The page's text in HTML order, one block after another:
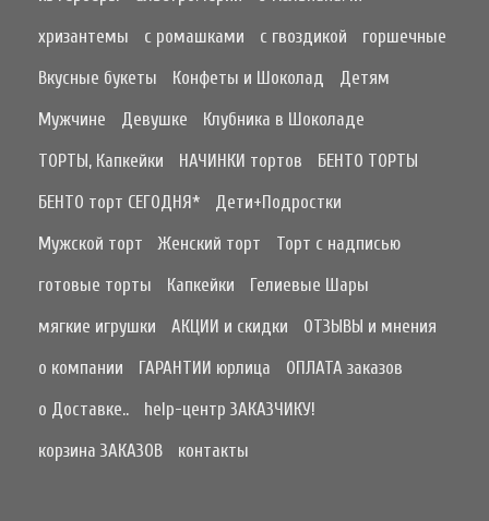
хризантемы
с ромашками с гвоздикой
горшечные
Вкусные букеты
Конфеты и Шоколад
Детям
Мужчине
Девушке
Клубника в Шоколаде
ТОРТЫ, Капкейки
НАЧИНКИ тортов
БЕНТО ТОРТЫ
БЕНТО торт СЕГОДНЯ*
Дети+Подростки
Мужской торт
Женский торт
Торт с надписью
готовые торты
Капкейки
Гелиевые Шары
мягкие игрушки
АКЦИИ и скидки
ОТЗЫВЫ и мнения
о компании
ГАРАНТИИ юрлица
ОПЛАТА заказов
о Доставке..
help-центр ЗАКАЗЧИКУ!
корзина ЗАКАЗОВ
контакты